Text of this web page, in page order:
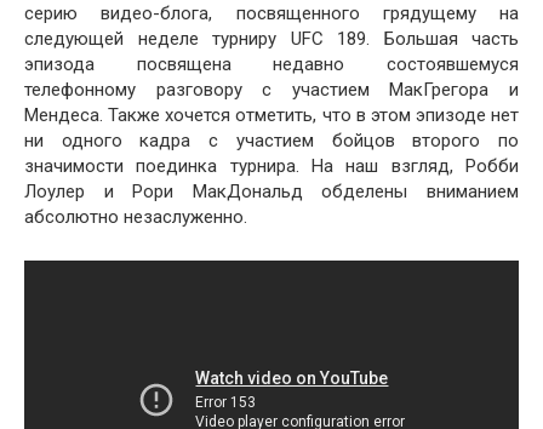
серию видео-блога, посвященного грядущему на
следующей неделе турниру UFC 189. Большая часть
эпизода посвящена недавно состоявшемуся
телефонному разговору с участием МакГрегора и
Мендеса. Также хочется отметить, что в этом эпизоде нет
ни одного кадра с участием бойцов второго по
значимости поединка турнира. На наш взгляд, Робби
Лоулер и Рори МакДональд обделены вниманием
абсолютно незаслуженно.